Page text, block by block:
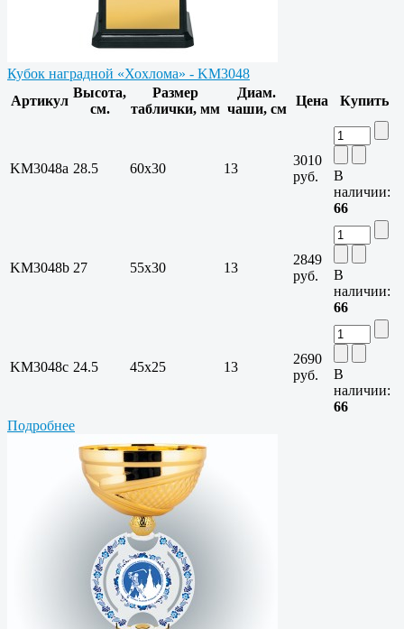
Кубок наградной «Хохлома» - KM3048
Артикул
Высота,
см.
Размер
таблички, мм
Диам.
чаши, см
Цена Купить
KM3048a 28.5 60x30 13
3010
руб.
В
наличии:
66
KM3048b 27 55x30 13
2849
руб.
В
наличии:
66
KM3048c 24.5 45x25 13
2690
руб.
В
наличии:
66
Подробнее